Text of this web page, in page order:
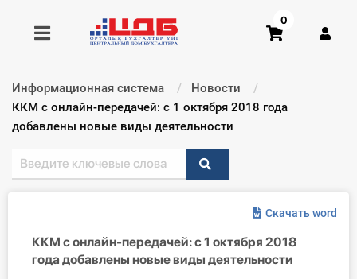
Получить консультацию
Главная ИС
Консультации
0
Информационная система
Новости
Текущий:
ККМ с онлайн-передачей: с 1 октября 2018 года
добавлены новые виды деятельности
Скачать word
ККМ с онлайн-передачей: с 1 октября 2018
года добавлены новые виды деятельности